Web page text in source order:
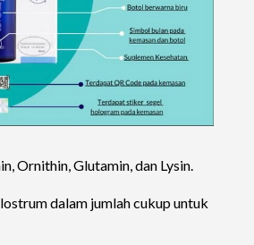
Ornithin, Glutamin, dan Lysin.
dalam jumlah cukup untuk